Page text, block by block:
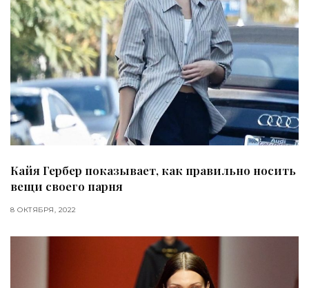
Кайя Гербер показывает, как правильно носить
вещи своего парня
8 ОКТЯБРЯ, 2022